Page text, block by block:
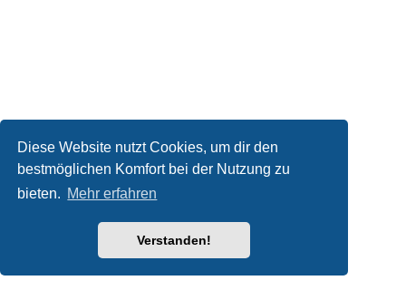
Diese Website nutzt Cookies, um dir den
bestmöglichen Komfort bei der Nutzung zu
bieten. Mehr erfahren
Verstanden!